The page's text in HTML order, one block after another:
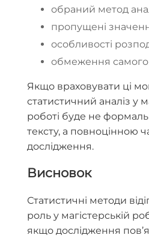
обраний метод
пропущені
особливості
обмеження самого
Якщо враховувати ці
статистичний аналіз у
роботі буде не
тексту, а повноцінною
дослідження.
Висновок
Статистичні методи
роль у магістерській
якщо дослідження